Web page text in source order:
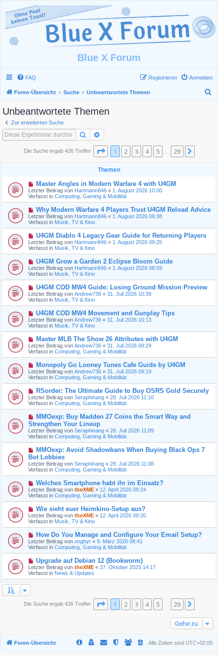
Blue X Forum
FAQ Anmelden
Registrieren
Foren-Übersicht Suche Unbeantwortete Themen
Unbeantwortete Themen
Zur erweiterten Suche
Suche
Die Suche ergab 426 Treffer Seite 1von 29
1 2 3 4 5 29
Themen
N
e
u
e
B
e
i
t
a
g
Master Angles in Modern Warfare 4 with U4GM
Letzter Beitrag von Hartmann846 « 1. August 2026 10:00
Verfasst in Computing, Gaming & Mobilität
N
e
u
e
B
e
i
t
a
g
Why Modern Warfare 4 Players Trust U4GM Reload Advice
Letzter Beitrag von Hartmann846 « 1. August 2026 09:38
Verfasst in Musik, TV & Kino
N
e
u
e
B
e
i
t
a
g
U4GM Diablo 4 Legacy Gear Guide for Returning Players
Letzter Beitrag von Hartmann846 « 1. August 2026 09:25
Verfasst in Musik, TV & Kino
N
e
u
e
B
e
i
t
a
g
U4GM Grow a Garden 2 Eclipse Bloom Guide
Letzter Beitrag von Hartmann846 « 1. August 2026 08:59
Verfasst in Musik, TV & Kino
N
e
u
e
B
e
i
t
a
g
U4GM COD MW4 Guide: Losing Ground Mission Preview
Letzter Beitrag von Andrew736 « 31. Juli 2026 10:39
Verfasst in Musik, TV & Kino
N
e
u
e
B
e
i
t
a
g
U4GM COD MW4 Movement and Gunplay Tips
Letzter Beitrag von Andrew736 « 31. Juli 2026 10:13
Verfasst in Musik, TV & Kino
N
e
u
e
B
e
i
t
a
g
Master MLB The Show 26 Attributes with U4GM
Letzter Beitrag von Andrew736 « 31. Juli 2026 09:29
Verfasst in Computing, Gaming & Mobilität
N
e
u
e
B
e
i
t
a
g
Monopoly Go Looney Tunes Cafe Guide by U4GM
Letzter Beitrag von Andrew736 « 31. Juli 2026 09:19
Verfasst in Computing, Gaming & Mobilität
N
e
u
e
B
e
i
t
r
a
g
RSorder: The Ultimate Guide to Buy OSRS Gold Securely
Letzter Beitrag von Seraphinang « 28. Juli 2026 11:10
Verfasst in Computing, Gaming & Mobilität
N
e
u
e
r
B
i
t
r
g
MMOexp: Buy Madden 27 Coins the Smart Way and
Strengthen Your Lineup
Letzter Beitrag von Seraphinang « 28. Juli 2026 11:09
Verfasst in Computing, Gaming & Mobilität
N
u
e
r
B
e
i
t
r
a
g
MMOexp: Avoid Shadowbans When Buying Black Ops 7
Bot Lobbies
Letzter Beitrag von Seraphinang « 28. Juli 2026 11:08
Verfasst in Computing, Gaming & Mobilität
N
e
u
e
B
e
i
t
a
g
Welches Smartphone habt ihr im Einsatz?
Letzter Beitrag von theXME « 12. April 2026 09:24
Verfasst in Computing, Gaming & Mobilität
N
e
u
e
B
e
i
t
a
g
Wie sieht euer Heimkino-Setup aus?
Letzter Beitrag von theXME « 12. April 2026 09:20
Verfasst in Musik, TV & Kino
N
e
u
e
B
e
i
t
How Do You Manage and Configure Your Email Setup?
Letzter Beitrag von onghyr « 9. März 2026 08:41
Verfasst in Computing, Gaming & Mobilität
N
e
u
e
t
Upgrade auf Debian 12 (Bookworm)
Letzter Beitrag von theXME « 27. Oktober 2023 14:17
Verfasst in News & Updates
Die Suche ergab 426 Treffer Seite 1von 29
1 2 3 4 5 29
Gehe zu
Foren-Übersicht Alle Zeiten sind UTC+02:00